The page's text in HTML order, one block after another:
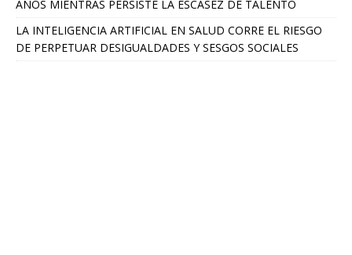
AÑOS MIENTRAS PERSISTE LA ESCASEZ DE TALENTO
LA INTELIGENCIA ARTIFICIAL EN SALUD CORRE EL RIESGO
DE PERPETUAR DESIGUALDADES Y SESGOS SOCIALES